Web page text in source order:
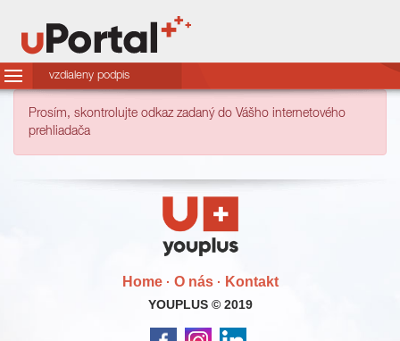
vzdialeny podpis
Prosím, skontrolujte odkaz zadaný do Vášho internetového
prehliadača
Home· O nás· Kontakt
YOUPLUS © 2019